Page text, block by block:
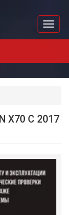
X70 С 2017